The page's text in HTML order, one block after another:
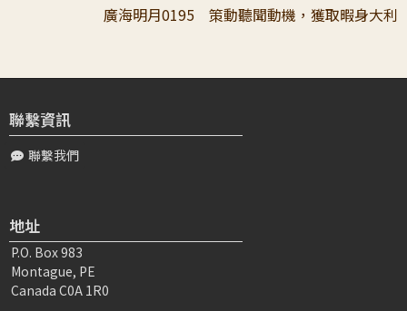
廣海明月0195 策動聽聞動機，獲取暇身大利
聯繫資訊
聯繫我們
地址
P.O. Box 983
Montague, PE
Canada C0A 1R0